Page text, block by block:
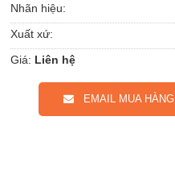
Nhãn hiệu:
Xuất xứ:
Giá: Liên hệ
EMAIL MUA HÀNG